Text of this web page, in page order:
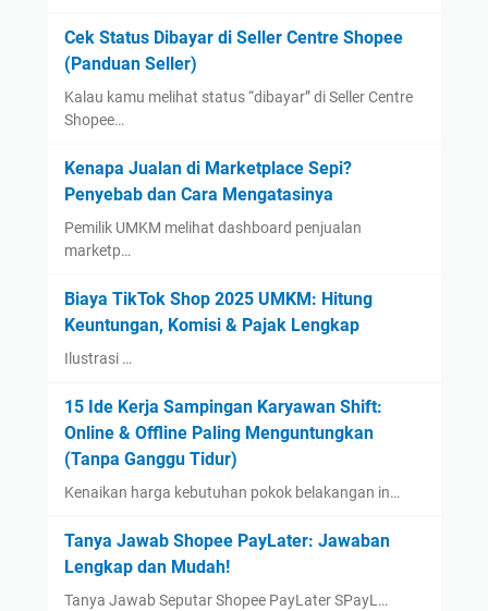
Cek Status Dibayar di Seller Centre Shopee
(Panduan Seller)
Kalau kamu melihat status “dibayar” di Seller Centre
Shopee…
Kenapa Jualan di Marketplace Sepi?
Penyebab dan Cara Mengatasinya
Pemilik UMKM melihat dashboard penjualan
marketp…
Biaya TikTok Shop 2025 UMKM: Hitung
Keuntungan, Komisi & Pajak Lengkap
Ilustrasi …
15 Ide Kerja Sampingan Karyawan Shift:
Online & Offline Paling Menguntungkan
(Tanpa Ganggu Tidur)
Kenaikan harga kebutuhan pokok belakangan in…
Tanya Jawab Shopee PayLater: Jawaban
Lengkap dan Mudah!
Tanya Jawab Seputar Shopee PayLater SPayL…